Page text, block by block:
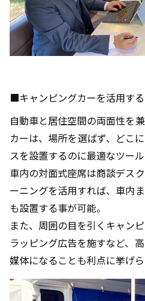
■キャンピングカーを活用す
自動車と居住空間の両面性を
カーは、場所を選ばず、どこ
スを設置するのに最適なツール
車内の対面式座席は商談デス
ーニングを活用すれば、車内
も設置する事が可能。
また、周囲の目を引くキャン
ラッピング広告を施すなど、
媒体になることも利点に挙げら